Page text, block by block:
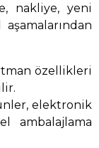
nakliye, yeni
özellikleri
elektronik
ambalajlama